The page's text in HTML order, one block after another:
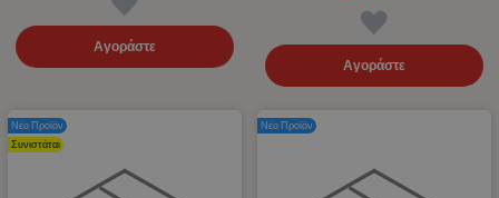
Αγοράστε
Αγοράστε
Νέο Προϊόν
Συνιστάται
Νέο Προϊόν